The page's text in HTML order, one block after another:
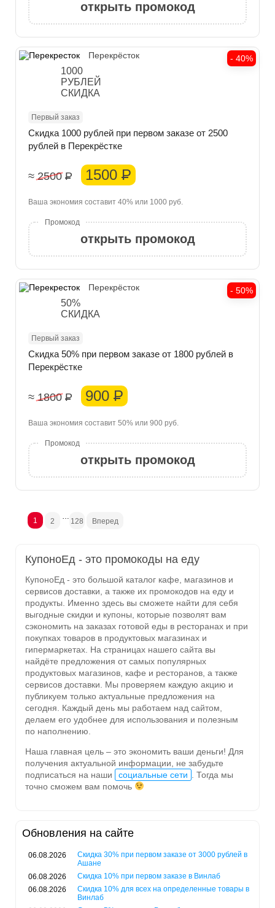
открыть промокод
- 40%
1000
РУБЛЕЙ
СКИДКА
Первый заказ
Скидка 1000 рублей при первом заказе от 2500
рублей в Перекрёстке
≈ 2500Р 1500 Р
Ваша экономия составит 40% или 1000 руб.
открыть промокод
Перекрёсток
- 50%
50%
СКИДКА
Первый заказ
Скидка 50% при первом заказе от 1800 рублей в
Перекрёстке
≈ 1800Р 900 Р
Ваша экономия составит 50% или 900 руб.
открыть промокод
Перекрёсток
1 2
…
128 Вперед
КупоноЕд - это промокоды на еду
КупоноЕд - это большой каталог кафе, магазинов и
сервисов доставки, а также их промокодов на еду и
продукты. Именно здесь вы сможете найти для себя
выгодные скидки и купоны, которые позволят вам
сэкономить на заказах готовой еды в ресторанах и при
покупках товаров в продуктовых магазинах и
гипермаркетах. На страницах нашего сайта вы
найдёте предложения от самых популярных
продуктовых магазинов, кафе и ресторанов, а также
сервисов доставки. Мы проверяем каждую акцию и
публикуем только актуальные предложения на
сегодня. Каждый день мы работаем над сайтом,
делаем его удобнее для использования и полезным
по наполнению.
Наша главная цель – это экономить ваши деньги! Для
получения актуальной информации, не забудьте
подписаться на наши
социальные сети
. Тогда мы
точно сможем вам помочь
Обновления на сайте
06.08.2026
Скидка 30% при первом заказе от 3000 рублей в
Ашане
06.08.2026
Скидка 10% при первом заказе в Винлаб
06.08.2026
Скидка 10% для всех на определенные товары в
Винлаб